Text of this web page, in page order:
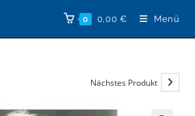
0 0,00 € Menü
Nächstes Produkt